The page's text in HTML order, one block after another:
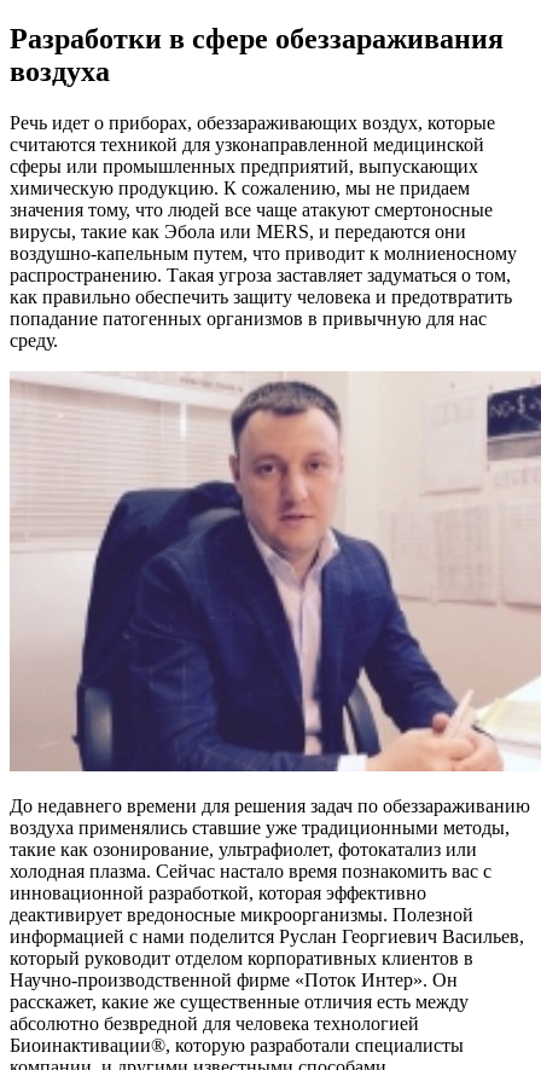
Разработки в сфере обеззараживания
воздуха
Речь идет о приборах, обеззараживающих воздух, которые
считаются техникой для узконаправленной медицинской
сферы или промышленных предприятий, выпускающих
химическую продукцию. К сожалению, мы не придаем
значения тому, что людей все чаще атакуют смертоносные
вирусы, такие как Эбола или MERS, и передаются они
воздушно-капельным путем, что приводит к молниеносному
распространению. Такая угроза заставляет задуматься о том,
как правильно обеспечить защиту человека и предотвратить
попадание патогенных организмов в привычную для нас
среду.
До недавнего времени для решения задач по обеззараживанию
воздуха применялись ставшие уже традиционными методы,
такие как озонирование, ультрафиолет, фотокатализ или
холодная плазма. Сейчас настало время познакомить вас с
инновационной разработкой, которая эффективно
деактивирует вредоносные микроорганизмы. Полезной
информацией с нами поделится Руслан Георгиевич Васильев,
который руководит отделом корпоративных клиентов в
Научно-производственной фирме «Поток Интер». Он
расскажет, какие же существенные отличия есть между
абсолютно безвредной для человека технологией
Биоинактивации®, которую разработали специалисты